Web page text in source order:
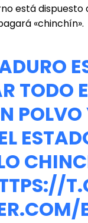
está
«chinchín».
TODO